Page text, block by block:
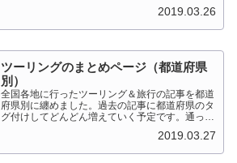
り雨ならまだしも1日２日ずっと降り続ける雨が
あります。「そんな...
2019.03.26
ツーリングのまとめページ（都道府県
別）
全国各地に行ったツーリング＆旅行の記事を都道
府県別に纏めました。過去の記事に都道府県のタ
グ付けしてどんどん増えていく予定です。通った
した。 分類ってなかなか難しいですね、能登半
島とか北陸とか、石川...
2019.03.27